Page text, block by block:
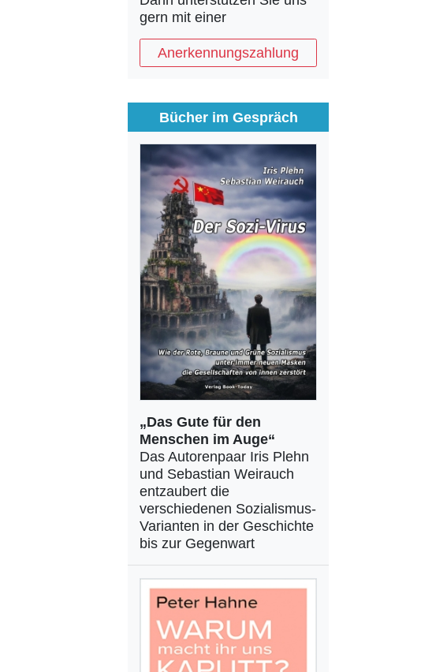
gern mit einer
Anerkennungszahlung
Bücher im Gespräch
„Das Gute für den
Menschen im Auge“
Das Autorenpaar Iris Plehn
und Sebastian Weirauch
entzaubert die
verschiedenen Sozialismus-
Varianten in der Geschichte
bis zur Gegenwart